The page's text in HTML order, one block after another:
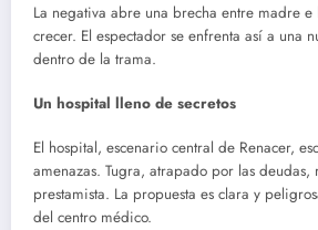
La negativa abre una brecha entre madre
crecer. El espectador se enfrenta así a una
dentro de la trama.
Un hospital lleno de secretos
El hospital, escenario central de Renacer,
amenazas. Tugra, atrapado por las
prestamista. La propuesta es clara y
del centro médico.